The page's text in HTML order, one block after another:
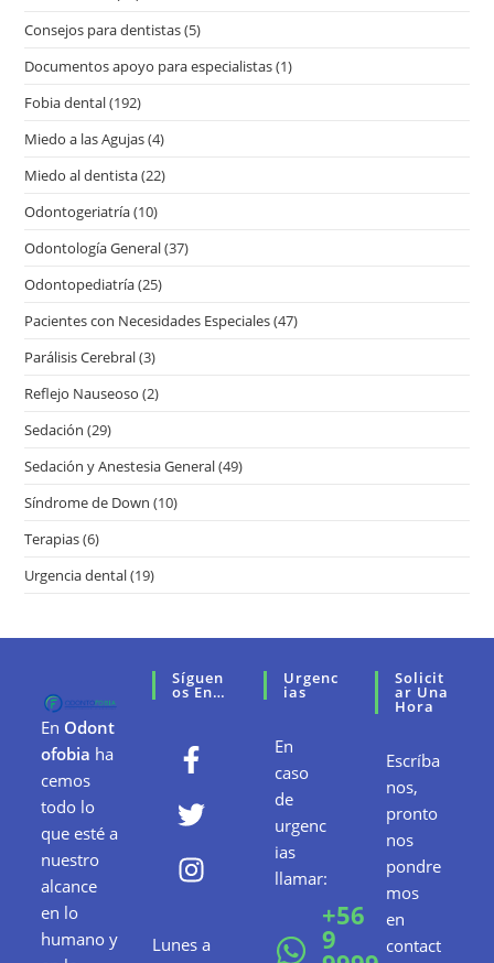
Consejos para dentistas(5)
Documentos apoyo para especialistas(1)
Fobia dental(192)
Miedo a las Agujas(4)
Miedo al dentista(22)
Odontogeriatría(10)
Odontología General(37)
Odontopediatría(25)
Pacientes con Necesidades Especiales(47)
Parálisis Cerebral(3)
Reflejo Nauseoso (2)
Sedación (29)
Sedación y Anestesia General(49)
Síndrome de Down (10)
Terapias(6)
Urgencia dental(19)
En Odont
ofobia ha
cemos
todo lo
que esté a
nuestro
alcance
en lo
humano y
Síguen
Os En…
Lunes a
Urgenc
Ias
En
caso
de
urgenc
ias
llamar:
+56
9
Solicit
Ar Una
Hora
Escríba
nos,
pronto
nos
pondre
mos
en
contact